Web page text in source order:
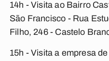
14h - Visita ao Bairro
São Francisco - Rua
Filho, 246 - Castelo
15h - Visita a empresa